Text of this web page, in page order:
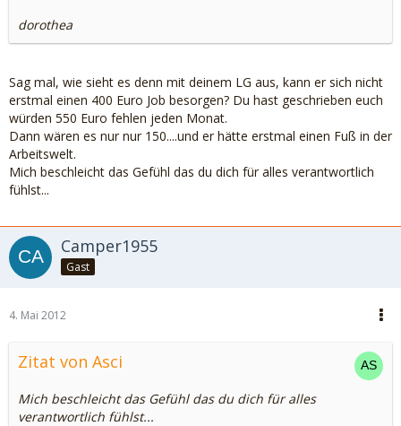
dorothea
Sag mal, wie sieht es denn mit deinem LG aus, kann er sich nicht
erstmal einen 400 Euro Job besorgen? Du hast geschrieben euch
würden 550 Euro fehlen jeden Monat.
Dann wären es nur nur 150....und er hätte erstmal einen Fuß in der
Arbeitswelt.
Mich beschleicht das Gefühl das du dich für alles verantwortlich
fühlst...
Camper1955
Gast
4. Mai 2012
Zitat von Asci
Mich beschleicht das Gefühl das du dich für alles
verantwortlich fühlst...